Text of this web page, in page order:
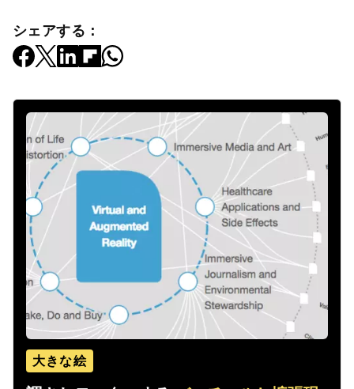
シェアする：
大きな絵